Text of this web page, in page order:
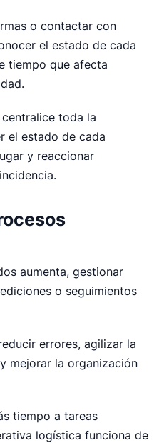
o contactar con
el estado de cada
tiempo que afecta
toda la
el estado de cada
y reaccionar
aumenta, gestionar
o seguimientos
errores, agilizar la
mejorar la organización
tiempo a tareas
logística funciona de